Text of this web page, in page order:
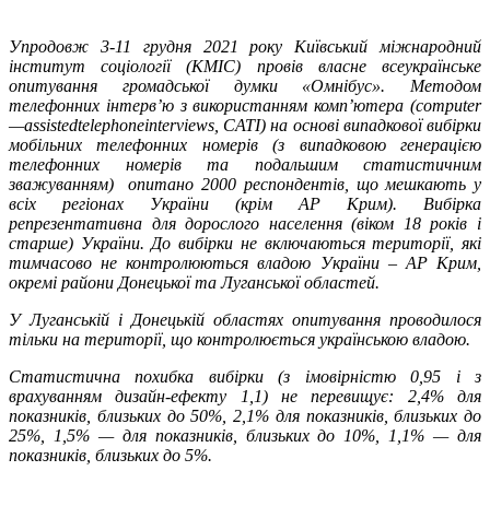
Упродовж 3-11 грудня 2021 року Київський міжнародний
інститут соціології (КМІС) провів власне всеукраїнське
опитування громадської думки «Омнібус». Методом
телефонних інтерв’ю з використанням комп’ютера (computer
—assistedtelephoneinterviews , CATI) на основі випадкової вибірки
мобільних телефонних номерів (з випадковою генерацією
телефонних номерів та подальшим статистичним
зважуванням) опитано 2000 респондентів, що мешкають у
всіх регіонах України (крім АР Крим). Вибірка
репрезентативна для дорослого населення (віком 18 років і
старше) України. До вибірки не включаються території, які
тимчасово не контролюються владою України – АР Крим,
окремі райони Донецької та Луганської областей.
У Луганській і Донецькій областях опитування проводилося
тільки на території, що контролюється українською владою.
Статистична похибка вибірки (з імовірністю 0,95 і з
врахуванням дизайн-ефекту 1,1) не перевищує: 2,4% для
показників, близьких до 50%, 2,1% для показників, близьких до
25%, 1,5% — для показників, близьких до 10%, 1,1% — для
показників, близьких до 5%.